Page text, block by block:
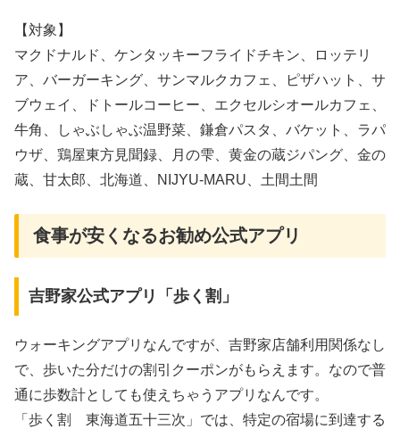
【対象】
マクドナルド、ケンタッキーフライドチキン、ロッテリ
ア、バーガーキング、サンマルクカフェ、ピザハット、サ
ブウェイ、ドトールコーヒー、エクセルシオールカフェ、
牛角、しゃぶしゃぶ温野菜、鎌倉パスタ、バケット、ラパ
ウザ、鶏屋東方見聞録、月の雫、黄金の蔵ジパング、金の
蔵、甘太郎、北海道、NIJYU-MARU、土間土間
食事が安くなるお勧め公式アプリ
吉野家公式アプリ「歩く割」
ウォーキングアプリなんですが、吉野家店舗利用関係なし
で、 歩いた分だけの割引クーポンがもらえます。なので普
通に歩数計としても使えちゃうアプリなんです。
「歩く割 東海道五十三次」では、特定の宿場に到達する